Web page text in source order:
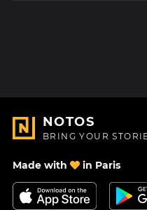
NOTOS
BRING YOUR
Made with in Paris